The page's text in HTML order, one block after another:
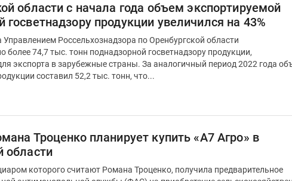
области с начала года объем экспортируемой
госветнадзору продукции увеличился на 43%
Управлением Россельхознадзора по Оренбургской области
более 74,7 тыс. тонн поднадзорной госветнадзору продукции,
экспорта в зарубежные страны. За аналогичный период 2022 года
составил 52,2 тыс. тонн, что...
Троценко планирует купить «А7 Агро» в
области
которого считают Романа Троценко, получила предварительное